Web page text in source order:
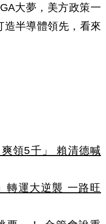
大夢，美方政策一
造半導體領先，看來
領5千」 賴清德喊
轉運大逆襲 一路旺